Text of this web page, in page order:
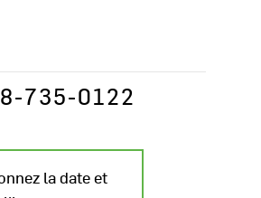
735-0122
la date et